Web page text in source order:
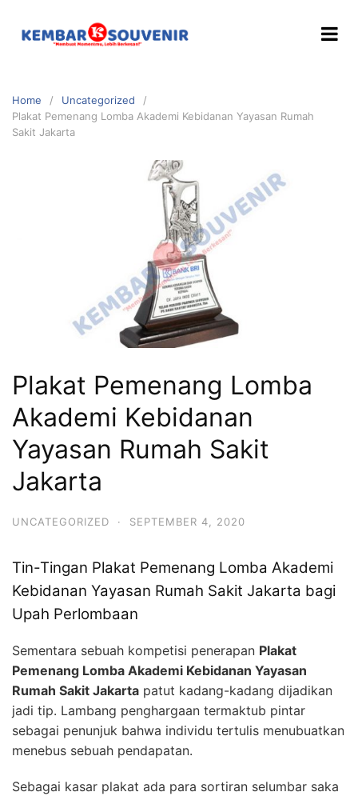
Home
Uncategorized
Plakat Pemenang Lomba Akademi Kebidanan Yayasan Rumah
Sakit Jakarta
Plakat Pemenang Lomba
Akademi Kebidanan
Yayasan Rumah Sakit
Jakarta
UNCATEGORIZED · SEPTEMBER 4, 2020
Tin-Tingan Plakat Pemenang Lomba Akademi
Kebidanan Yayasan Rumah Sakit Jakarta bagi
Upah Perlombaan
Sementara sebuah kompetisi penerapan Plakat
Pemenang Lomba Akademi Kebidanan Yayasan
Rumah Sakit Jakarta patut kadang-kadang dijadikan
jadi tip. Lambang penghargaan termaktub pintar
sebagai penunjuk bahwa individu tertulis menubuatkan
menebus sebuah pendapatan.
Sebagai kasar plakat ada para sortiran selumbar saka